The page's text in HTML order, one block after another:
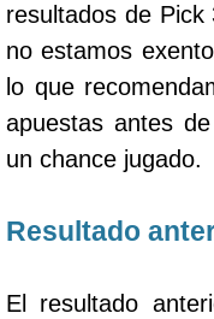
resultados de
no estamos
lo que
apuestas antes
un chance jugado.
Resultado
El resultado